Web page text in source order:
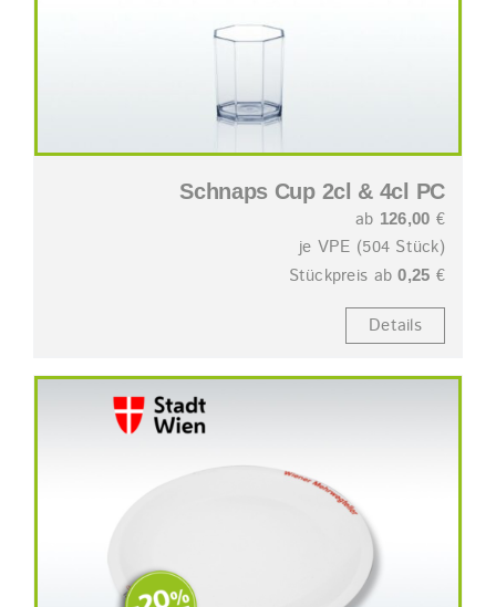
Schnaps Cup 2cl & 4cl PC
ab 126,00 €
je VPE (504 Stück)
Stückpreis ab0,25 €
Details